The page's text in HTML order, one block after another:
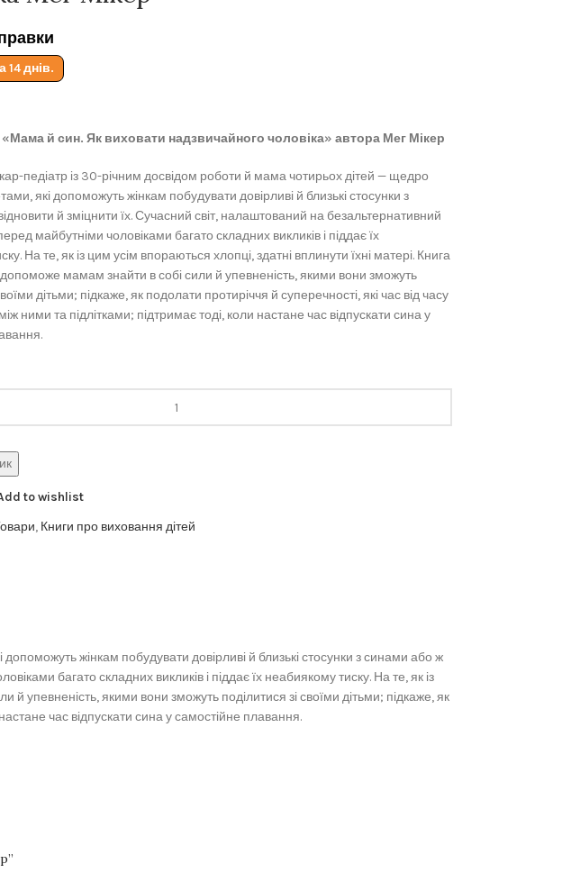
14 днів.
й син. Як виховати надзвичайного чоловіка» автора Мег Мікер
педіатр із 30-річним досвідом роботи й мама чотирьох дітей — щедро
які допоможуть жінкам побудувати довірливі й близькі стосунки з
й зміцнити їх. Сучасний світ, налаштований на безальтернативний
майбутніми чоловіками багато складних викликів і піддає їх
На те, як із цим усім впораються хлопці, здатні вплинути їхні матері. Книга
мамам знайти в собі сили й упевненість, якими вони зможуть
дітьми; підкаже, як подолати протиріччя й суперечності, які час від часу
ними та підлітками; підтримає тоді, коли настане час відпускати сина у
to wishlist
, Книги про виховання дітей
жінкам побудувати довірливі й близькі стосунки з синами або ж
багато складних викликів і піддає їх неабиякому тиску. На те, як із
упевненість, якими вони зможуть поділитися зі своїми дітьми; підкаже, як
час відпускати сина у самостійне плавання.